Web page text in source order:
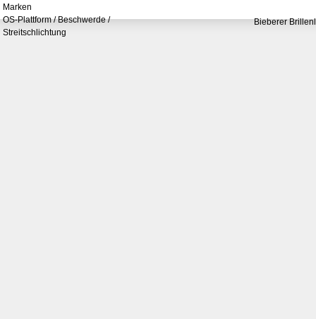
Marken
OS-Plattform / Beschwerde /
Streitschlichtung
Bieberer